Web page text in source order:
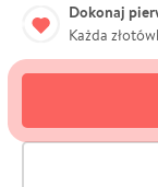
Dokonaj
Każda